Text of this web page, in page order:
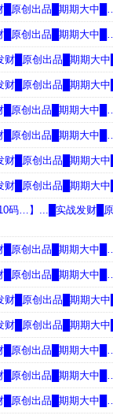
█原创出品█期期大
█原创出品█期期大
财█原创出品█期期
财█原创出品█期期
█原创出品█期期大
█原创出品█期期大
财█原创出品█期期
财█原创出品█期期
码…】...█实战发财█
█原创出品█期期大
█原创出品█期期大
财█原创出品█期期
财█原创出品█期期
█原创出品█期期大
█原创出品█期期大
█原创出品█期期大